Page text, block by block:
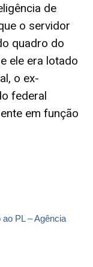
de
o servidor
quadro do
ele era lotado
o ex-
federal
em função
PL – Agência